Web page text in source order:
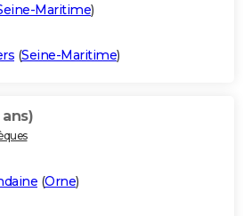
Maritime)
(Seine-Maritime)
(Orne)